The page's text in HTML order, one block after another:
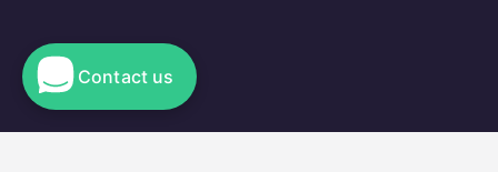
© 2023 Electromaps
Contact us